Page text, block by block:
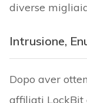
diverse
Intrusione,
Dopo aver
affiliati LockBit